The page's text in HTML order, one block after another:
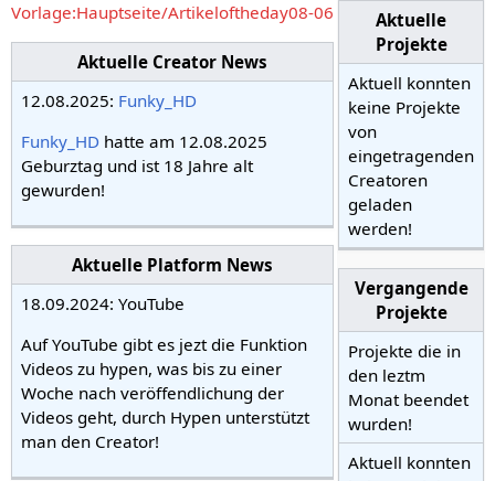
Vorlage:Hauptseite/Artikeloftheday08-06
Aktuelle Creator News
12.08.2025: Funky_HD
Funky_HD hatte am 12.08.2025
Geburztag und ist 18 Jahre alt
gewurden!
Aktuelle Platform News
18.09.2024: YouTube
Auf YouTube gibt es jezt die Funktion
Videos zu hypen, was bis zu einer
Woche nach veröffendlichung der
Videos geht, durch Hypen unterstützt
man den Creator!
Aktuelle
Projekte
Aktuell konnten
keine Projekte
von
eingetragenden
Creatoren
geladen
werden!
Vergangende
Projekte
Projekte die in
den leztm
Monat beendet
wurden!
Aktuell konnten